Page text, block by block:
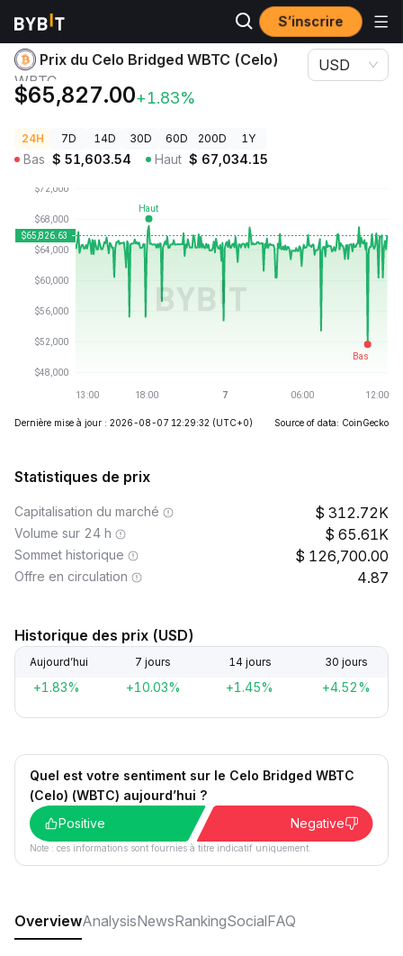
S’inscrire
Prix des cryptos Prix du Celo Bridged WBTC (Celo) WBTC
Prix du Celo Bridged WBTC (Celo)
WBTC
$65,827.00+1.83%
USD
24H 7D 14D 30D 60D 200D 1Y
Bas $ 51,603.54 Haut $ 67,034.15
Dernière mise à jour : 2026-08-07 12:29:32 (UTC+0) Source of data: CoinGecko
Statistiques de prix
Capitalisation du marché 312.72K
Volume sur 24 h 65.61K
Sommet historique 126,700.00
Offre en circulation 4.87
Historique des prix (USD)
Aujourd’hui 7 jours 14 jours 30 jours
+1.83% +10.03% +1.45% +4.52%
Quel est votre sentiment sur le Celo Bridged WBTC
(Celo) (WBTC) aujourd’hui ?
Positive
Negative
Note : ces informations sont fournies à titre indicatif uniquement.
OverviewAnalysisNewsRankingSocialFAQ